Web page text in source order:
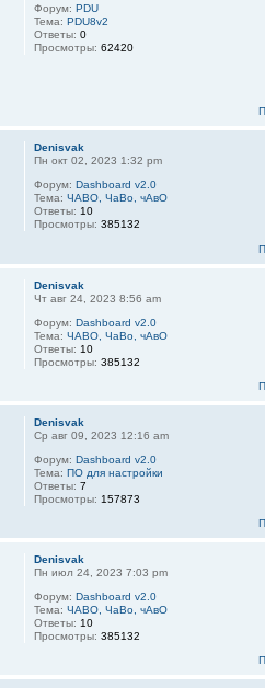
Форум:PDU
Тема:PDU8v2
Ответы:0
Просмотры:62420
Denisvak
Пн окт 02, 2023 1:32 pm
Форум:Dashboard v2.0
Тема:ЧАВО, ЧаВо, чАвО
Ответы: 10
Просмотры:385132
Denisvak
Чт авг 24, 2023 8:56 am
Форум:Dashboard v2.0
Тема:ЧАВО, ЧаВо, чАвО
Ответы: 10
Просмотры:385132
Denisvak
Ср авг 09, 2023 12:16 am
Форум:Dashboard v2.0
Тема:ПО для настройки
Ответы:7
Просмотры: 157873
Denisvak
Пн июл 24, 2023 7:03 pm
Форум:Dashboard v2.0
Тема:ЧАВО, ЧаВо, чАвО
Ответы: 10
Просмотры:385132